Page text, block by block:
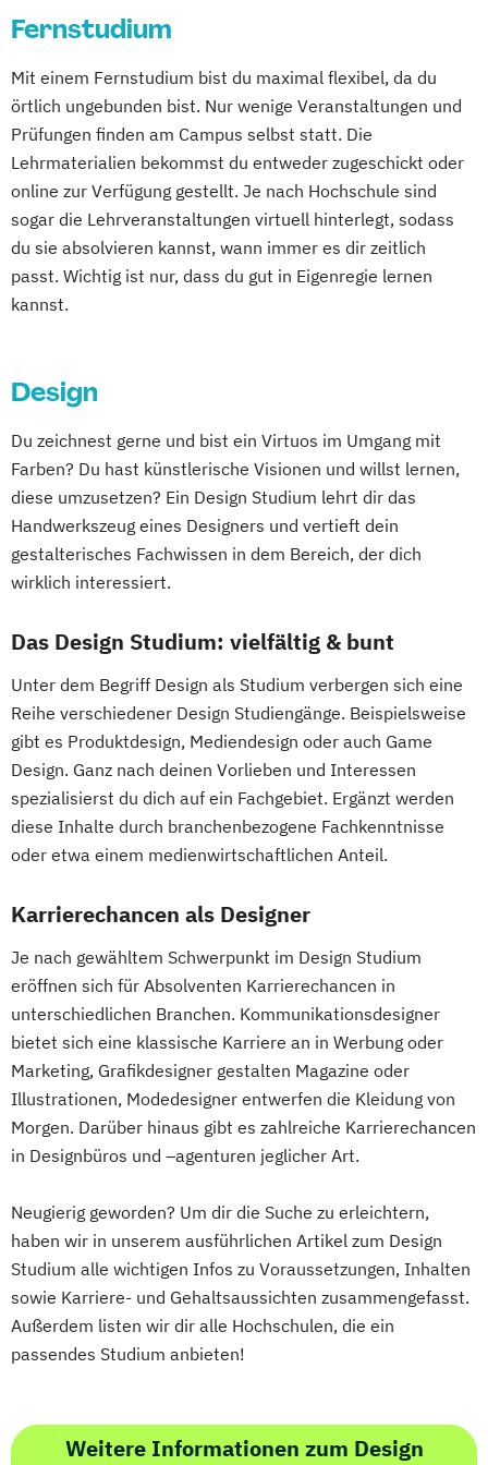
Wirtschaftsinformatik
Wirtschaftspsychologie
Wirtschaftspsychologie mit Schwerpunkt
Fernstudium
Mit einem Fernstudium bist du maximal flexibel, da du
örtlich ungebunden bist. Nur wenige Veranstaltungen und
Prüfungen finden am Campus selbst statt. Die
Lehrmaterialien bekommst du entweder zugeschickt oder
online zur Verfügung gestellt. Je nach Hochschule sind
sogar die Lehrveranstaltungen virtuell hinterlegt, sodass
du sie absolvieren kannst, wann immer es dir zeitlich
passt. Wichtig ist nur, dass du gut in Eigenregie lernen
kannst.
Design
Du zeichnest gerne und bist ein Virtuos im Umgang mit
Farben? Du hast künstlerische Visionen und willst lernen,
diese umzusetzen? Ein Design Studium lehrt dir das
Handwerkszeug eines Designers und vertieft dein
gestalterisches Fachwissen in dem Bereich, der dich
wirklich interessiert.
Das Design Studium: vielfältig & bunt
Unter dem Begriff Design als Studium verbergen sich eine
Reihe verschiedener Design Studiengänge. Beispielsweise
gibt es Produktdesign, Mediendesign oder auch Game
Design. Ganz nach deinen Vorlieben und Interessen
spezialisierst du dich auf ein Fachgebiet. Ergänzt werden
diese Inhalte durch branchenbezogene Fachkenntnisse
oder etwa einem medienwirtschaftlichen Anteil.
Karrierechancen als Designer
Je nach gewähltem Schwerpunkt im Design Studium
eröffnen sich für Absolventen Karrierechancen in
unterschiedlichen Branchen. Kommunikationsdesigner
bietet sich eine klassische Karriere an in Werbung oder
Marketing, Grafikdesigner gestalten Magazine oder
Illustrationen, Modedesigner entwerfen die Kleidung von
Morgen. Darüber hinaus gibt es zahlreiche Karrierechancen
in Designbüros und –agenturen jeglicher Art.
Neugierig geworden? Um dir die Suche zu erleichtern,
haben wir in unserem ausführlichen Artikel zum Design
Studium alle wichtigen Infos zu Voraussetzungen, Inhalten
sowie Karriere- und Gehaltsaussichten zusammengefasst.
Außerdem listen wir dir alle Hochschulen, die ein
passendes Studium anbieten!
Weitere Informationen zum Design